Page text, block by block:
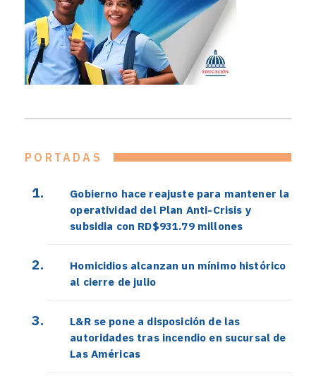
PORTADAS
Gobierno hace reajuste para mantener la
operatividad del Plan Anti-Crisis y
subsidia con RD$931.79 millones
Homicidios alcanzan un mínimo histórico
al cierre de julio
L&R se pone a disposición de las
autoridades tras incendio en sucursal de
Las Américas